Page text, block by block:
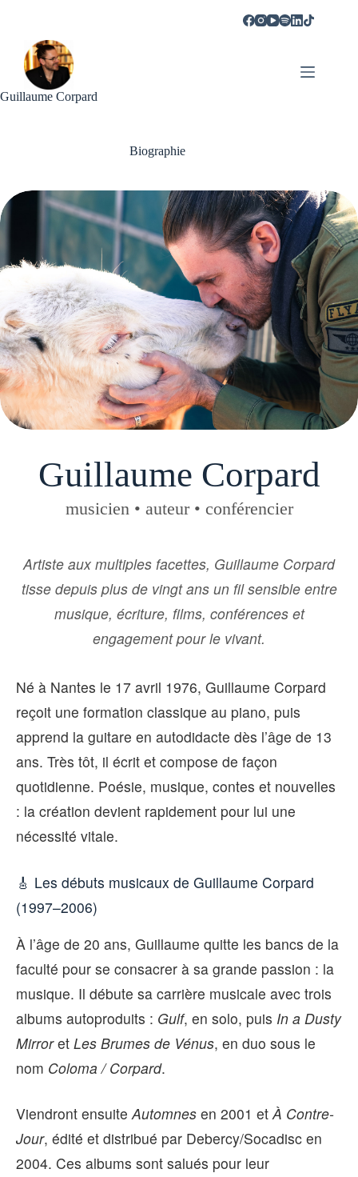
Guillaume Corpard
Biographie
Guillaume Corpard
musicien • auteur • conférencier
Artiste aux multiples facettes, Guillaume Corpard
tisse depuis plus de vingt ans un fil sensible entre
musique, écriture, films, conférences et
engagement pour le vivant.
Né à Nantes le 17 avril 1976, Guillaume Corpard
reçoit une formation classique au piano, puis
apprend la guitare en autodidacte dès l’âge de 13
ans. Très tôt, il écrit et compose de façon
quotidienne. Poésie, musique, contes et nouvelles
: la création devient rapidement pour lui une
nécessité vitale.
🎸 Les débuts musicaux de Guillaume Corpard
(1997–2006)
À l’âge de 20 ans, Guillaume quitte les bancs de la
faculté pour se consacrer à sa grande passion : la
musique. Il débute sa carrière musicale avec trois
albums autoproduits : Gulf, en solo, puis In a Dusty
Mirroret Les Brumes de Vénus, en duo sous le
nom Coloma / Corpard.
Viendront ensuiteAutomnes en 2001 etÀ Contre-
Jour, édité et distribué par Debercy/Socadisc en
2004. Ces albums sont salués pour leur